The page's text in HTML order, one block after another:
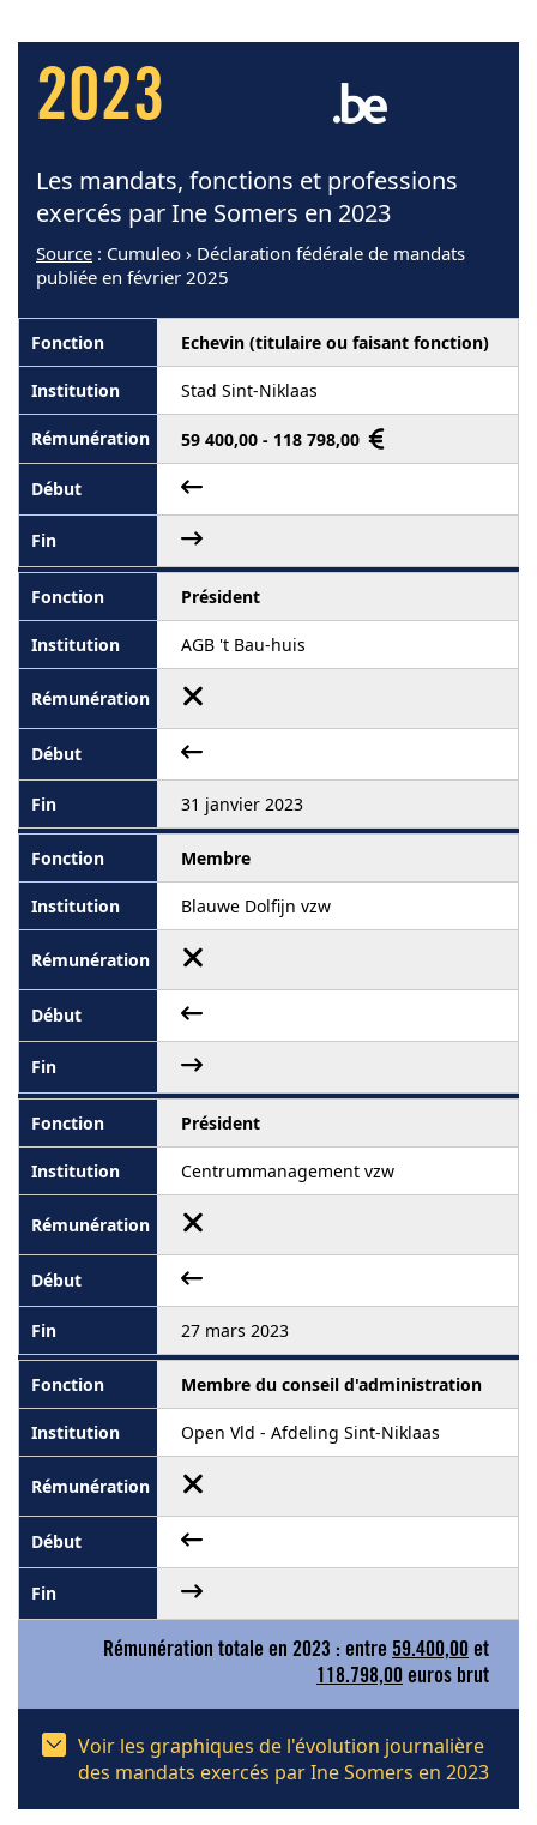
2023
Les mandats, fonctions et professions
exercés par Ine Somers en 2023
Source : Cumuleo › Déclaration fédérale de mandats
publiée en février 2025
Echevin (titulaire ou faisant fonction)
Stad Sint-Niklaas
59 400,00 - 118 798,00
Président
AGB 't Bau-huis
31 janvier 2023
Membre
Blauwe Dolfijn vzw
Président
Centrummanagement vzw
27 mars 2023
Membre du conseil d'administration
Open Vld - Afdeling Sint-Niklaas
Rémunération totale en 2023 : entre 59.400,00 et
118.798,00 euros brut
Voir les graphiques de l'évolution journalière
des mandats exercés par Ine Somers en 2023